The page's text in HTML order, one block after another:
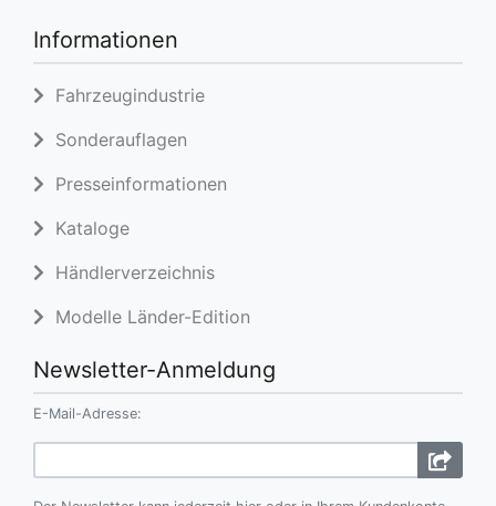
Informationen
Fahrzeugindustrie
Sonderauflagen
Presseinformationen
Kataloge
Händlerverzeichnis
Modelle Länder-Edition
Newsletter-Anmeldung
E-Mail-Adresse: